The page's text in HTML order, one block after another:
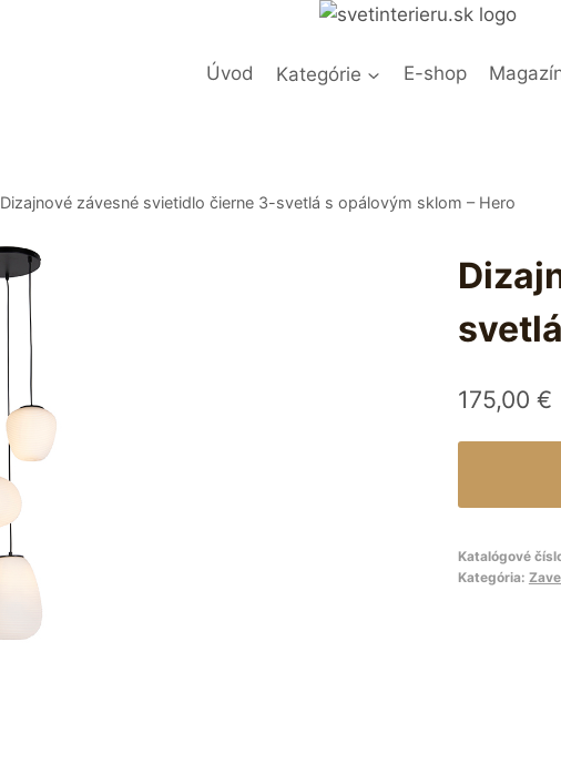
Úvod Kategórie E-shop
Dizajnové závesné svietidlo čierne 3-svetlá s opálovým sklom – Hero
175,00 €
Katalógové
Kategória: